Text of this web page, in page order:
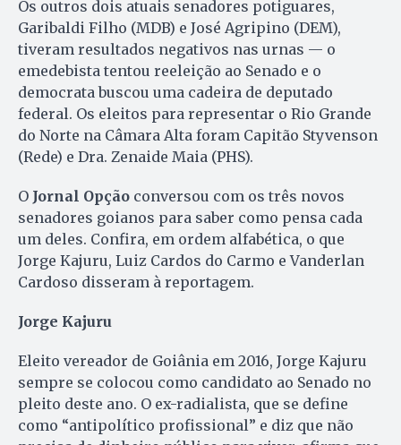
Os outros dois atuais senadores potiguares,
Garibaldi Filho (MDB) e José Agripino (DEM),
tiveram resultados negativos nas urnas — o
emedebista tentou reeleição ao Senado e o
democrata buscou uma cadeira de deputado
federal. Os eleitos para representar o Rio Grande
do Norte na Câmara Alta foram Capitão Styvenson
(Rede) e Dra. Zenaide Maia (PHS).
O Jornal Opção conversou com os três novos
senadores goianos para saber como pensa cada
um deles. Confira, em ordem alfabética, o que
Jorge Kajuru, Luiz Cardos do Carmo e Vanderlan
Cardoso disseram à reportagem.
Jorge Kajuru
Eleito vereador de Goiânia em 2016, Jorge Kajuru
sempre se colocou como candidato ao Senado no
pleito deste ano. O ex-radialista, que se define
como “antipolítico profissional” e diz que não